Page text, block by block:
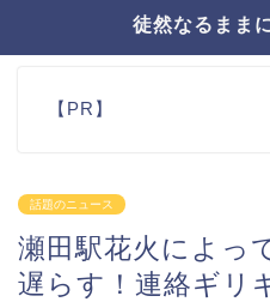
徒然なるまま
【PR】
話題のニュース
瀬田駅花火によっ
遅らす！連絡ギリ